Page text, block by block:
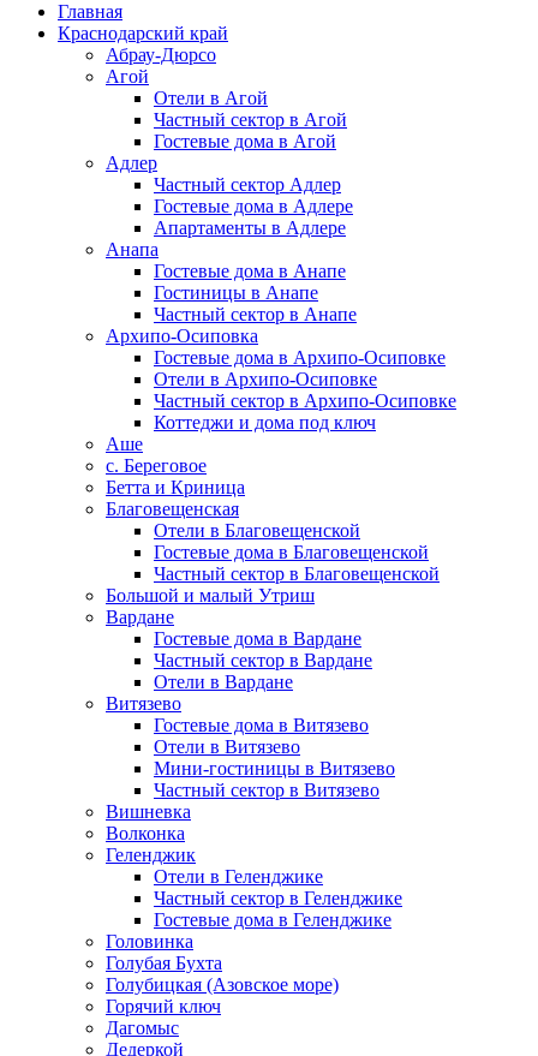
Главная
Краснодарский край
Абрау-Дюрсо
Агой
Отели в Агой
Частный сектор в Агой
Гостевые дома в Агой
Адлер
Частный сектор Адлер
Гостевые дома в Адлере
Апартаменты в Адлере
Анапа
Гостевые дома в Анапе
Гостиницы в Анапе
Частный сектор в Анапе
Архипо-Осиповка
Гостевые дома в Архипо-Осиповке
Отели в Архипо-Осиповке
Частный сектор в Архипо-Осиповке
Коттеджи и дома под ключ
Аше
с. Береговое
Бетта и Криница
Благовещенская
Отели в Благовещенской
Гостевые дома в Благовещенской
Частный сектор в Благовещенской
Большой и малый Утриш
Вардане
Гостевые дома в Вардане
Частный сектор в Вардане
Отели в Вардане
Витязево
Гостевые дома в Витязево
Отели в Витязево
Мини-гостиницы в Витязево
Частный сектор в Витязево
Вишневка
Волконка
Геленджик
Отели в Геленджике
Частный сектор в Геленджике
Гостевые дома в Геленджике
Головинка
Голубая Бухта
Голубицкая (Азовское море)
Горячий ключ
Дагомыс
Дедеркой